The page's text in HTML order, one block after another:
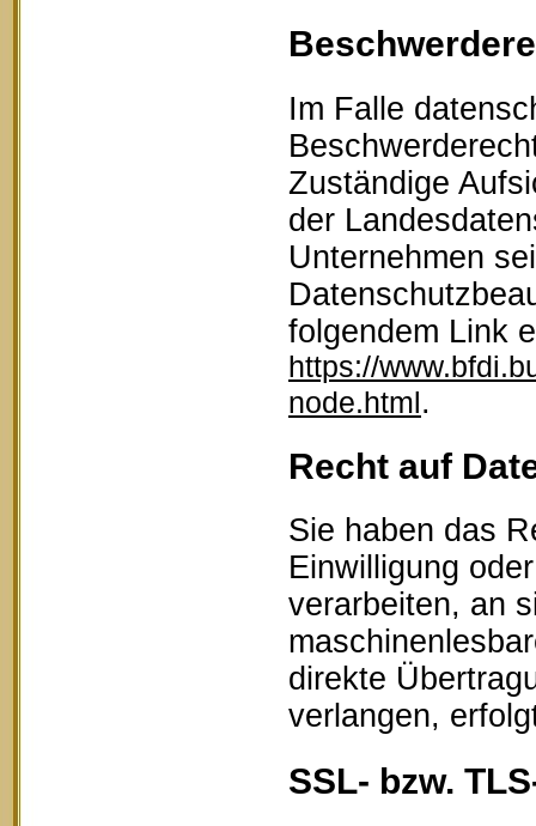
Im Falle
Zuständige
der
Unternehmen
folgendem Link
https://
node.html.
Recht auf
Sie haben das
Einwilligung
verarbeiten, an
direkte
verlangen,
SSL- bzw.